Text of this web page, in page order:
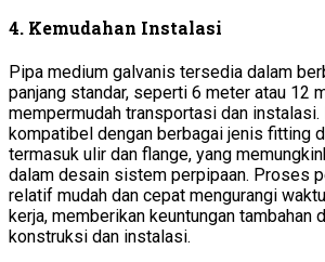
4. Kemudahan Instalasi
Pipa medium galvanis tersedia dalam
panjang standar, seperti 6 meter atau 12
mempermudah transportasi dan instalasi.
kompatibel dengan berbagai jenis fitting
termasuk ulir dan flange, yang
dalam desain sistem perpipaan. Proses
relatif mudah dan cepat mengurangi
kerja, memberikan keuntungan tambahan
konstruksi dan instalasi.